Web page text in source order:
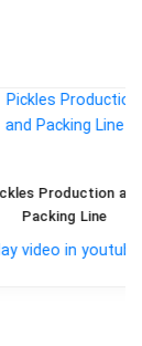
Production and
Packing Line
video in youtube